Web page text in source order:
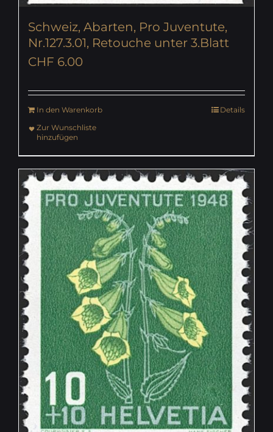
Schweiz, Abarten, Pro Juventute,
Nr.127.3.01, Retouche unter 3.Blatt
CHF 6.00
In den Warenkorb
Details
Zur Wunschliste
hinzufügen